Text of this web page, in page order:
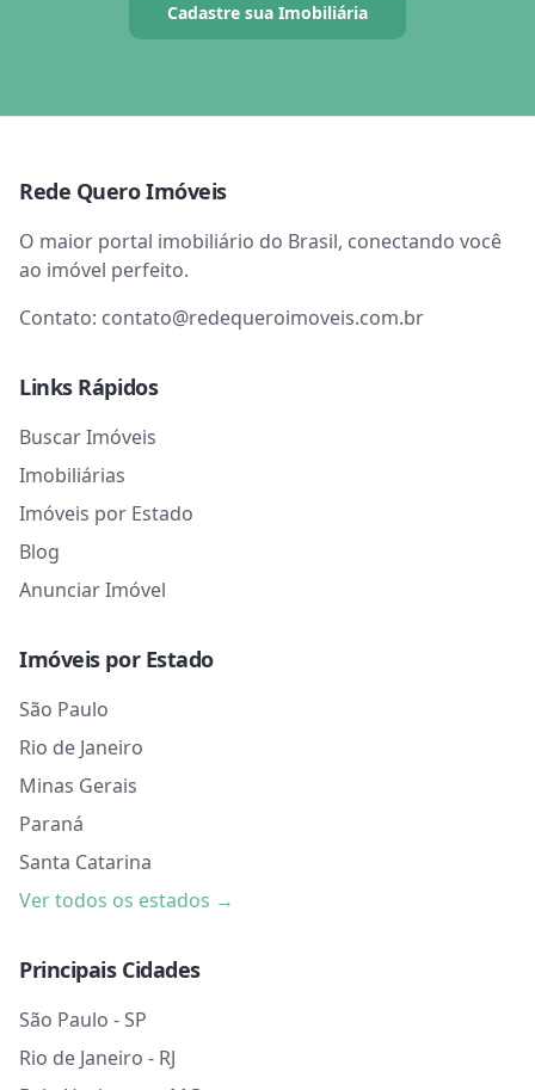
Cadastre sua Imobiliária
Rede Quero Imóveis
O maior portal imobiliário do Brasil, conectando você
ao imóvel perfeito.
Contato: contato@redequeroimoveis.com.br
Links Rápidos
Buscar Imóveis
Imobiliárias
Imóveis por Estado
Blog
Anunciar Imóvel
Imóveis por Estado
São Paulo
Rio de Janeiro
Minas Gerais
Paraná
Santa Catarina
Ver todos os estados →
Principais Cidades
São Paulo - SP
Rio de Janeiro - RJ